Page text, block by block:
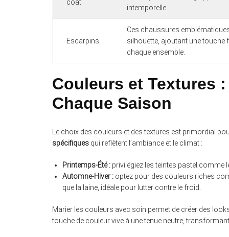
coat
intemporelle.
Escarpins
Ces chaussures
silhouette, ajoutant une touche
chaque ensemble.
Couleurs et Textures
Chaque Saison
Le choix des couleurs et des textures est primordial
spécifiques qui reflètent l’ambiance et le climat :
Printemps-Été : privilégiez les teintes pastel comme
Automne-Hiver : optez pour des couleurs riches
que la laine, idéale pour lutter contre le froid.
Marier les couleurs avec soin permet de créer des
touche de couleur vive à une tenue neutre,